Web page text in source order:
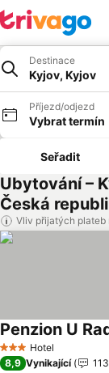
Destinace
Kyjov, Kyjov
Příjezd/odjezd
Vybrat termín
Seřadit
Ubytování –
Česká
Vliv přijatých plateb
3 Počet hvězdiček
Hotel
Penzion U
8,9 Vynikající 113